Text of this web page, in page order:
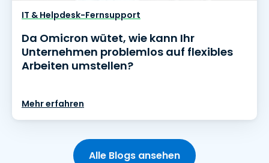
IT & Helpdesk-Fernsupport
Da Omicron wütet, wie kann Ihr
Unternehmen problemlos auf flexibles
Arbeiten umstellen?
Mehr erfahren
Alle Blogs ansehen